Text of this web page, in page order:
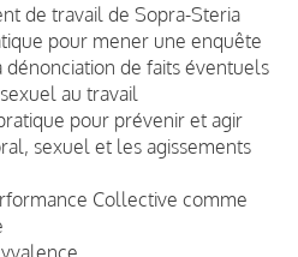
de travail de Sopra-Steria
pour mener une enquête
de faits éventuels
au travail
pour prévenir et agir
sexuel et les agissements
Collective comme